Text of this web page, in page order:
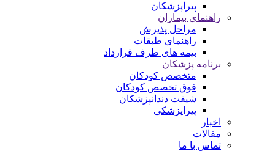
پیراپزشکان
راهنمای بیماران
مراحل پذیرش
راهنمای طبقات
بیمه های طرف قرارداد
برنامه پزشکان
متخصص کودکان
فوق تخصص کودکان
شیفت دندانپزشکان
پیراپزشکی
اخبار
مقالات
تماس با ما